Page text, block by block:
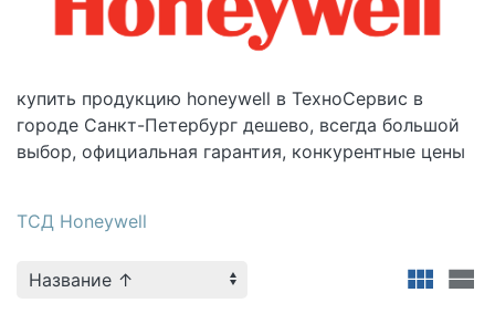
купить продукцию honeywell в ТехноСервис в
городе Санкт-Петербург дешево, всегда большой
выбор, официальная гарантия, конкурентные цены
ТСД Honeywell